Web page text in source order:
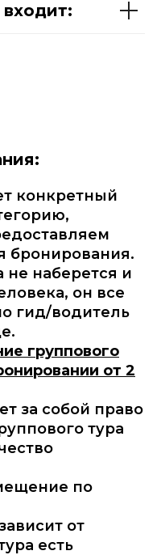
конкретный
бронирования.
не наберется и
он все
гид/водитель
группового
от 2
за собой право
тура
по
от
есть